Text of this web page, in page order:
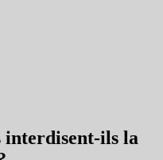
interdisent-ils la